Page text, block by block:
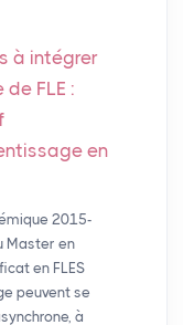
à intégrer
de FLE :
en
2015-
Master en
en FLES
peuvent se
à